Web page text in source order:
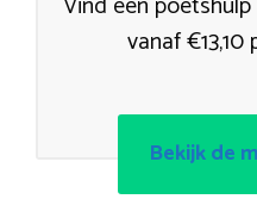
vanaf
Bekijk de